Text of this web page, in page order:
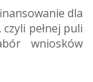
dla
czyli pełnej puli
wniosków